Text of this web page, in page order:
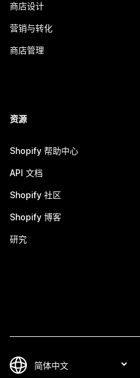
商店设计
营销与转化
商店管理
资源
Shopify 帮助中心
API 文档
Shopify 社区
Shopify 博客
研究